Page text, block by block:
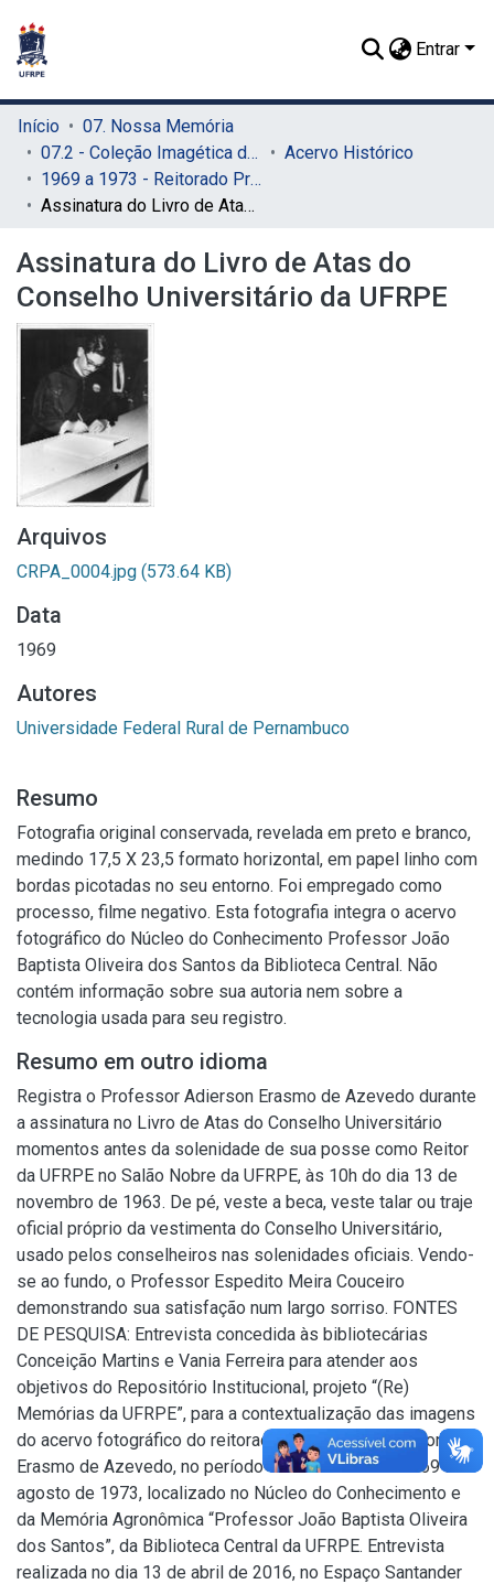
Entrar
Início
07. Nossa Memória
07.2 - Coleção Imagética do SIB
Acervo Histórico
1969 a 1973 - Reitorado Prof. Adierson Erasmo de Azevedo
Assinatura do Livro de Atas do Conselho Universitário da UFRPE
Assinatura do Livro de Atas do
Conselho Universitário da UFRPE
Arquivos
CRPA_0004.jpg (573.64 KB)
Data
1969
Autores
Universidade Federal Rural de Pernambuco
Resumo
Fotografia original conservada, revelada em preto e branco,
medindo 17,5 X 23,5 formato horizontal, em papel linho com
bordas picotadas no seu entorno. Foi empregado como
processo, filme negativo. Esta fotografia integra o acervo
fotográfico do Núcleo do Conhecimento Professor João
Baptista Oliveira dos Santos da Biblioteca Central. Não
contém informação sobre sua autoria nem sobre a
tecnologia usada para seu registro.
Resumo em outro idioma
Registra o Professor Adierson Erasmo de Azevedo durante
a assinatura no Livro de Atas do Conselho Universitário
momentos antes da solenidade de sua posse como Reitor
da UFRPE no Salão Nobre da UFRPE, às 10h do dia 13 de
novembro de 1963. De pé, veste a beca, veste talar ou traje
oficial próprio da vestimenta do Conselho Universitário,
usado pelos conselheiros nas solenidades oficiais. Vendo-
se ao fundo, o Professor Espedito Meira Couceiro
demonstrando sua satisfação num largo sorriso. FONTES
DE PESQUISA: Entrevista concedida às bibliotecárias
Conceição Martins e Vania Ferreira para atender aos
objetivos do Repositório Institucional, projeto “(Re)
Memórias da UFRPE”, para a contextualização das imagens
do acervo fotográfico do reitorado do Prof. Dr. Adierson
Erasmo de Azevedo, no período de dezembro de 1969 a
agosto de 1973, localizado no Núcleo do Conhecimento e
da Memória Agronômica “Professor João Baptista Oliveira
dos Santos”, da Biblioteca Central da UFRPE. Entrevista
realizada no dia 13 de abril de 2016, no Espaço Santander